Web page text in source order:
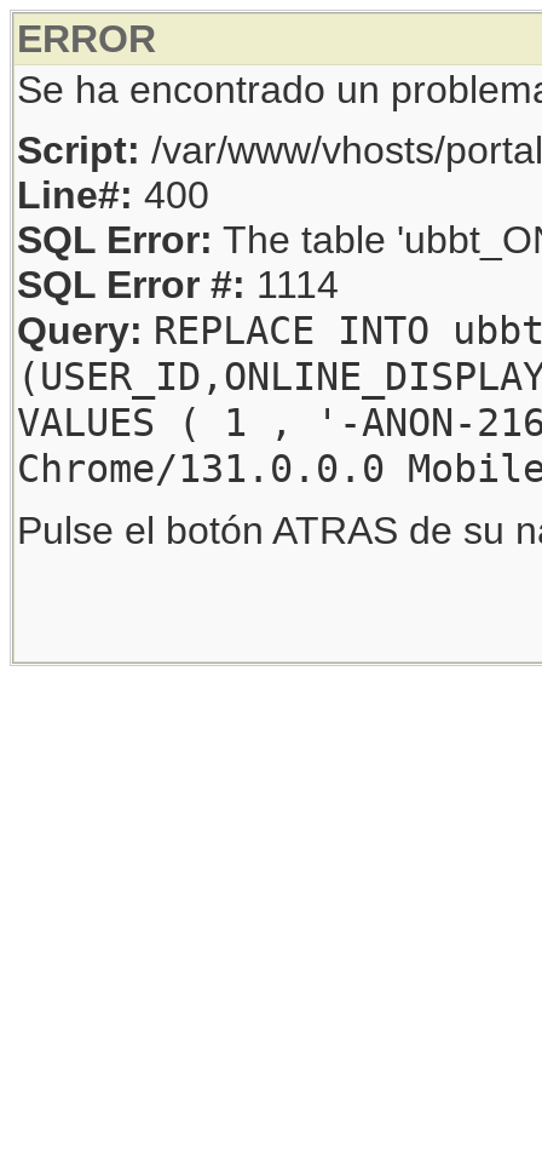
ERROR
Se ha encontrado un
Script: /var/www/vhosts/
Line#: 400
SQL Error: The table
SQL Error #: 1114
Query: REPLACE INTO
VALUES ( 1 , '-
Chrome/131.0.0.0
Pulse el botón ATRAS de su